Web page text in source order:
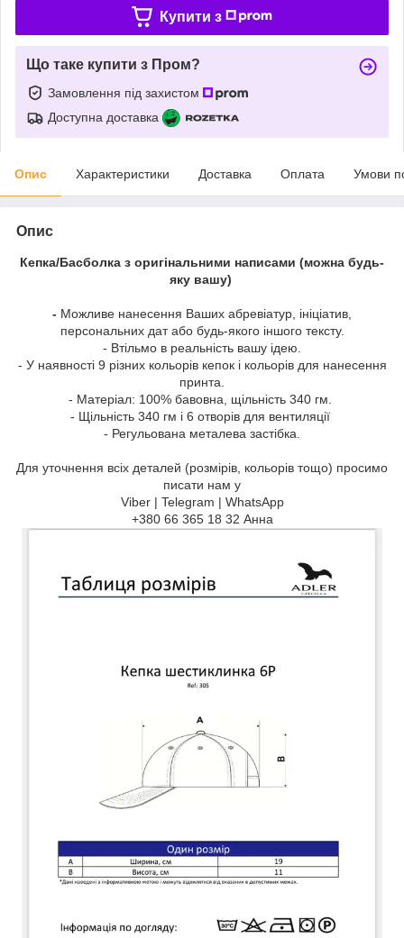
Купити з
Що таке купити з Пром?
Замовлення під захистом
Доступна доставка
Опис Характеристики Доставка Оплата Умови
Опис
Кепка/Басболка з оригінальними написами (можна будь-
яку вашу)
- Можливе нанесення Ваших абревіатур, ініціатив,
персональних дат або будь-якого іншого тексту.
- Втільмо в реальність вашу ідею.
- У наявності 9 різних кольорів кепок і кольорів для нанесення
принта.
- Матеріал: 100% бавовна, щільність 340 гм.
- Щільність 340 гм і 6 отворів для вентиляції
- Регульована металева застібка.
Для уточнення всіх деталей (розмірів, кольорів тощо) просимо
писати нам у
Viber | Telegram | WhatsApp
+380 66 365 18 32 Анна